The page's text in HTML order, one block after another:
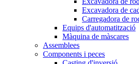
Excavadora de
Carregadora de
Equips d'automatització
Màquina de màscares
Assemblees
Components i peces